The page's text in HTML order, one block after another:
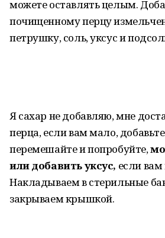
можете оставлять целым.
почищенному перцу
петрушку, соль, уксус и
Я сахар не добавляю, мне
перца, если вам мало,
перемешайте и попробуйте,
или добавить уксус, если
Накладываем в стерильные
закрываем крышкой.